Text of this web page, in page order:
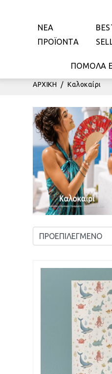
ΝΕΑ
ΠΡΟΪΟΝΤΑ
ΠΟΜΟΛΑ
ΑΡΧΙΚΗ / Καλοκαίρι
ΠΡΟΕΠΙΛΕΓΜΕΝΟ